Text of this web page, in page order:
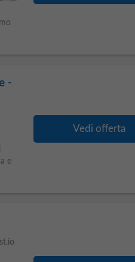
-
e
Vedi offerta